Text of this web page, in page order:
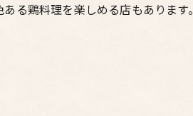
る鶏料理を楽しめる店もあります。